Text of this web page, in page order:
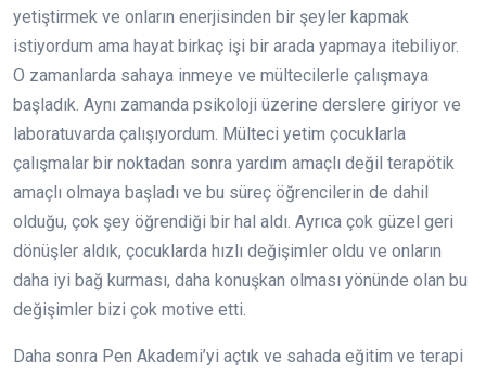
yetiştirmek ve onların enerjisinden bir şeyler kapmak
istiyordum ama hayat birkaç işi bir arada yapmaya itebiliyor.
O zamanlarda sahaya inmeye ve mültecilerle çalışmaya
başladık. Aynı zamanda psikoloji üzerine derslere giriyor ve
laboratuvarda çalışıyordum. Mülteci yetim çocuklarla
çalışmalar bir noktadan sonra yardım amaçlı değil terapötik
amaçlı olmaya başladı ve bu süreç öğrencilerin de dahil
olduğu, çok şey öğrendiği bir hal aldı. Ayrıca çok güzel geri
dönüşler aldık, çocuklarda hızlı değişimler oldu ve onların
daha iyi bağ kurması, daha konuşkan olması yönünde olan bu
değişimler bizi çok motive etti.
Daha sonra Pen Akademi’yi açtık ve sahada eğitim ve terapi